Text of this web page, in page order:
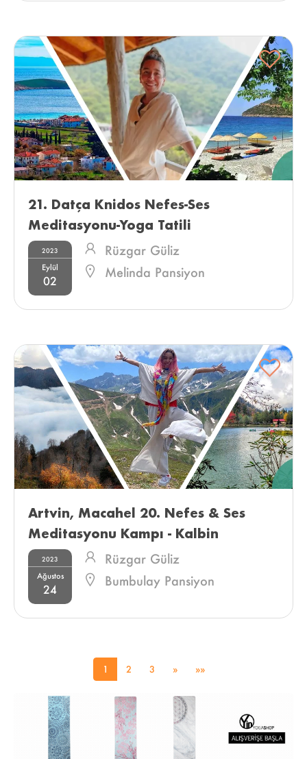
21. Datça Knidos Nefes-Ses
Meditasyonu-Yoga Tatili
2023
Eylül
02
Rüzgar Güliz
Melinda Pansiyon
Artvin, Macahel 20. Nefes & Ses
Meditasyonu Kampı - Kalbin
Mucizesine Yolculuk
2023
Ağustos
24
Rüzgar Güliz
Bumbulay Pansiyon
1 2 3 » »»